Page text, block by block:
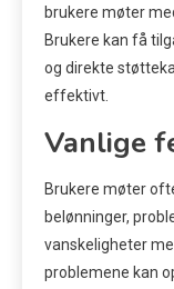
brukere møter
Brukere kan få
og direkte
effektivt.
Vanlige
Brukere møter
belønninger,
vanskeligheter
problemene kan